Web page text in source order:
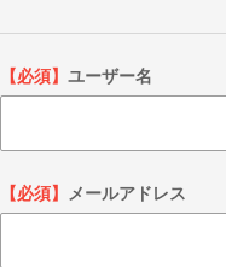
【必須】ユーザー名
【必須】 メールアドレス